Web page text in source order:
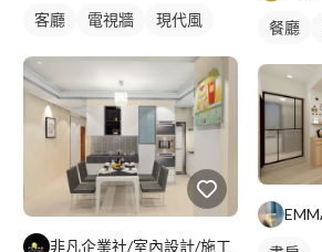
客廳 電視牆 現代風
非凡企業社/室內設計/施工
餐廳